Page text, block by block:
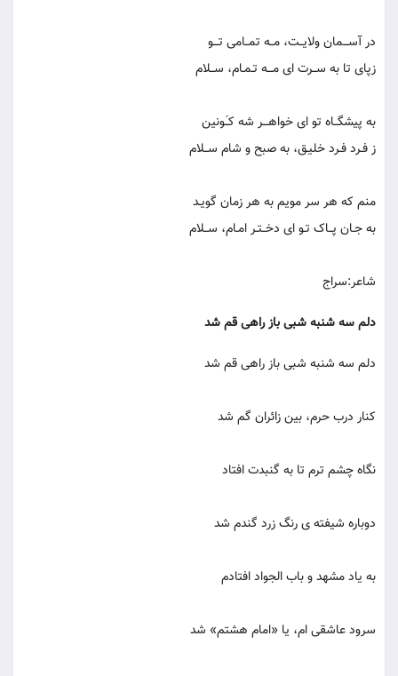
در آســـمان ولایــت، مــه تمــامی تـــو
زپای تا به ســرت ای مـــه تـمـام، ســلام
به پیشگــاه تو ای خواهـــر شه کـَـونین
ز فـرد فـرد خلیـق، به صبح و شام ســلام
منم که هر سر مویم به هر زمان گویـد
به جـان پــاک تـو ای دخــتـر امـام، ســلام
شاعر:سراج
دلم سه شنبه شبی باز راهی قم شد
دلم سه شنبه شبی باز راهی قم شد
کنار درب حرم، بین زائران گم شد
نگاه چشم ترم تا به گنبدت افتاد
دوباره شیفته ی رنگ زرد گندم شد
به یاد مشهد و باب الجواد افتادم
سرود عاشقی ام، یا «امام هشتم» شد